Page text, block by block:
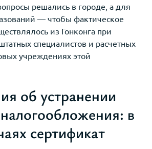
решались в городе, а для
— чтобы фактическое
из Гонконга при
специалистов и расчетных
учреждениях этой
об устранении
в
сертификат